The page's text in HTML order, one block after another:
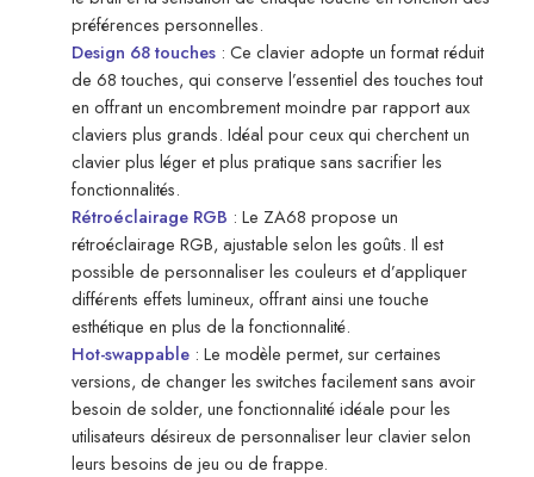
préférences personnelles.
Design 68 touches : Ce clavier adopte un format réduit
de 68 touches, qui conserve l’essentiel des touches tout
en offrant un encombrement moindre par rapport aux
claviers plus grands. Idéal pour ceux qui cherchent un
clavier plus léger et plus pratique sans sacrifier les
fonctionnalités.
Rétroéclairage RGB : Le ZA68 propose un
rétroéclairage RGB, ajustable selon les goûts. Il est
possible de personnaliser les couleurs et d’appliquer
différents effets lumineux, offrant ainsi une touche
esthétique en plus de la fonctionnalité.
Hot-swappable : Le modèle permet, sur certaines
versions, de changer les switches facilement sans avoir
besoin de solder, une fonctionnalité idéale pour les
utilisateurs désireux de personnaliser leur clavier selon
leurs besoins de jeu ou de frappe.